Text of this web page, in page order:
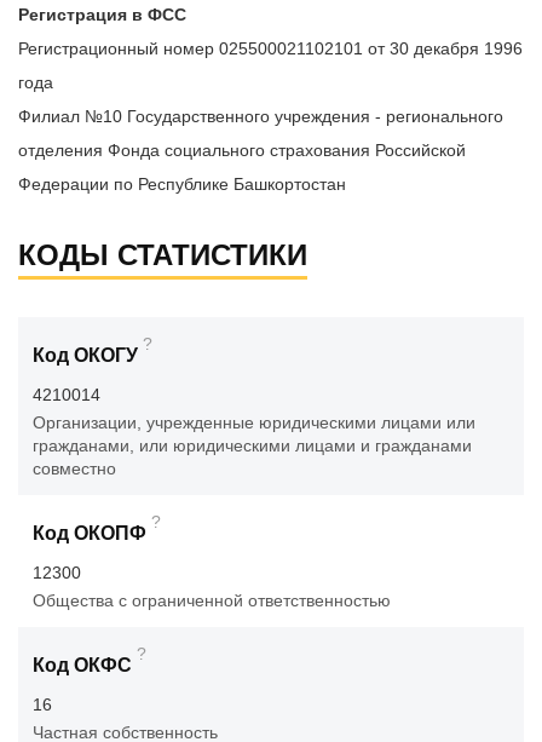
Регистрация в ФСС
Регистрационный номер 025500021102101 от 30 декабря 1996
года
Филиал №10 Государственного учреждения - регионального
отделения Фонда социального страхования Российской
Федерации по Республике Башкортостан
КОДЫ СТАТИСТИКИ
Код ОКОГУ
?
4210014
Организации, учрежденные юридическими лицами или
гражданами, или юридическими лицами и гражданами
совместно
Код ОКОПФ
?
12300
Общества с ограниченной ответственностью
Код ОКФС
?
16
Частная собственность